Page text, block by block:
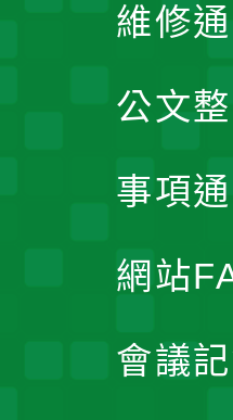
維修
公文
事項
網站
會議